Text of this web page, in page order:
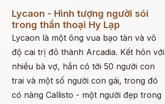
Lycaon - Hình tượng người sói
trong thần thoại Hy Lạp
Lycaon là một ông vua bạo tàn và vô
độ cai trị đô thành Arcadia. Kết hôn với
nhiều bà vợ, hắn có tới 50 người con
trai và một số người con gái, trong đó
có nàng Callisto - một người đẹp trong